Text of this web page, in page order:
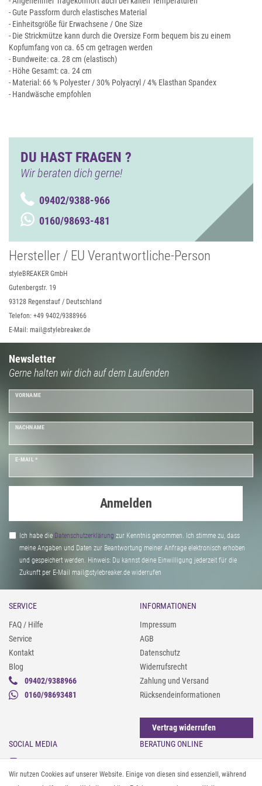
- Gute Passform durch elastisches Material
- Einheitsgröße für Erwachsene / One Size
- Die Strickmütze kann durch die Oversize Form bequem bis zu einem
Kopfumfang von ca. 65 cm getragen werden
- Bundweite: ca. 28 cm (elastisch)
- Höhe Gesamt: ca. 24 cm
- Material: 66 % Polyester / 30% Polyacryl / 4% Elasthan Spandex
- Handwäsche empfohlen
DU HAST FRAGEN ?
Wir beraten dich gerne!
09402/9388-966
0160/98693-481
Hersteller / EU Verantwortliche-Person
styleBREAKER GmbH
Gutenbergstr. 19
93128 Regenstauf / Deutschland
Telefon: +49 9402/9388966
E-Mail: mail@stylebreaker.de
Newsletter
Gerne halten wir dich auf dem Laufenden
VORNAME
NACHNAME
E-MAIL *
Anmelden
Ich habe die Daten­schutz­erklärung zur Kenntnis genommen. Ich stimme zu, dass
meine Angaben und Daten zur Beantwortung meiner Anfrage elektronisch erhoben
und gespeichert werden. Hinweis: Du kannst deine Einwilligung jederzeit für die
Zukunft per E-Mail mail@stylebreaker.de widerrufen
SERVICE
FAQ / Hilfe
Service
Kontakt
Blog
09402/9388966
0160/98693481
INFORMATIONEN
Impressum
AGB
Datenschutz
Widerrufsrecht
Zahlung und Versand
Rücksendeinformationen
Vertrag widerrufen
SOCIAL MEDIA
Instagram
Facebook
BERATUNG ONLINE
Gürtel messen & kürzen
Sonnenbrillen & UV-Schutz
Wir nutzen Cookies auf unserer Website. Einige von diesen sind essenziell, während